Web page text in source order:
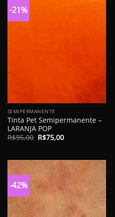
-21%
SEMIPERMANENTE
Tinta Pet Semipermanente –
LARANJA POP
R$95,00 O
preço
R$95,00.
R$75,00O
R$75,00.
-42%